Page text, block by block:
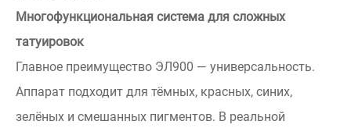
Многофункциональная система для сложных
татуировок
Главное преимущество ЭЛ900 — универсальность.
Аппарат подходит для тёмных, красных, синих,
зелёных и смешанных пигментов. В реальной